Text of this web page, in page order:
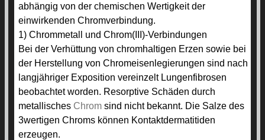
abhängig von der chemischen Wertigkeit der
einwirkenden Chromverbindung.
1) Chrommetall und Chrom(III)-Verbindungen
Bei der Verhüttung von chromhaltigen Erzen sowie bei
der Herstellung von Chromeisenlegierungen sind nach
langjähriger Exposition vereinzelt Lungenfibrosen
beobachtet worden. Resorptive Schäden durch
metallisches Chrom sind nicht bekannt. Die Salze des
3wertigen Chroms können Kontaktdermatitiden
erzeugen.